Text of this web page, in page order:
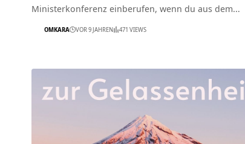
Ministerkonferenz einberufen, wenn du aus dem…
OMKARA VOR 9 JAHREN 471 VIEWS